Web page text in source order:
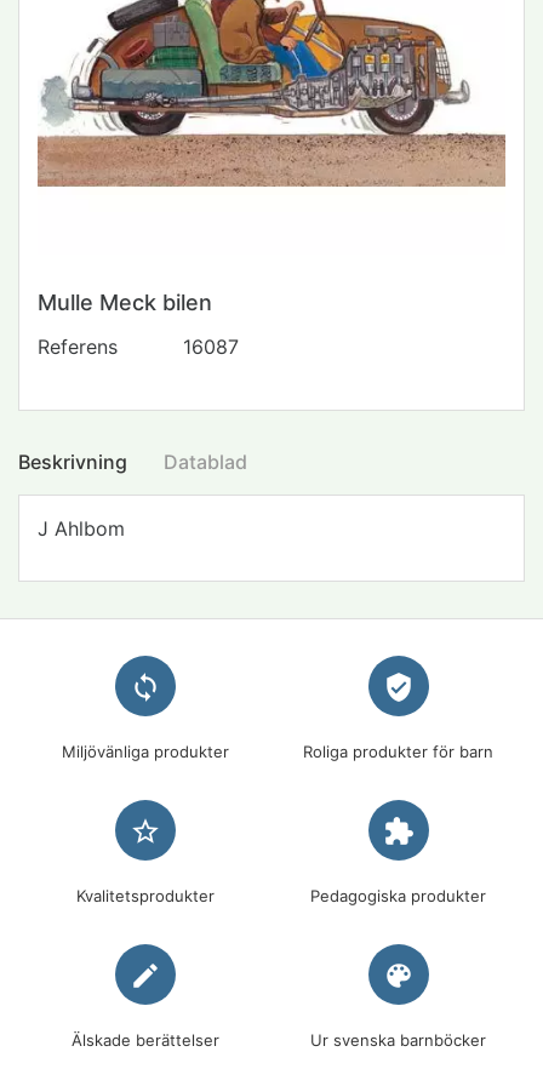
Mulle Meck bilen
Referens 16087
Beskrivning Datablad
J Ahlbom
loop
Miljövänliga produkter
verified_user
Roliga produkter för barn
star_border
Kvalitetsprodukter
extension
Pedagogiska produkter
edit
Älskade berättelser
palette
Ur svenska barnböcker